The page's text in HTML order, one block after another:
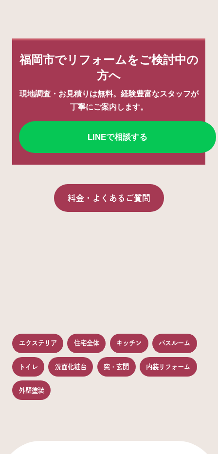
福岡市でリフォームをご検討中の
方へ
現地調査・お見積りは無料。経験豊富なスタッフが
丁寧にご案内します。
LINEで相談する
料金・よくあるご質問
エクステリア 住宅全体 キッチン バスルーム
トイレ 洗面化粧台 窓・玄関 内装リフォーム
外壁塗装